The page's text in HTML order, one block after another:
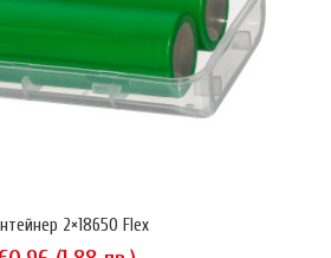
2×18650 Flex